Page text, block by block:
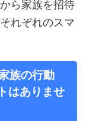
ら家族を招待
れぞれのスマ
族の行動
はありませ